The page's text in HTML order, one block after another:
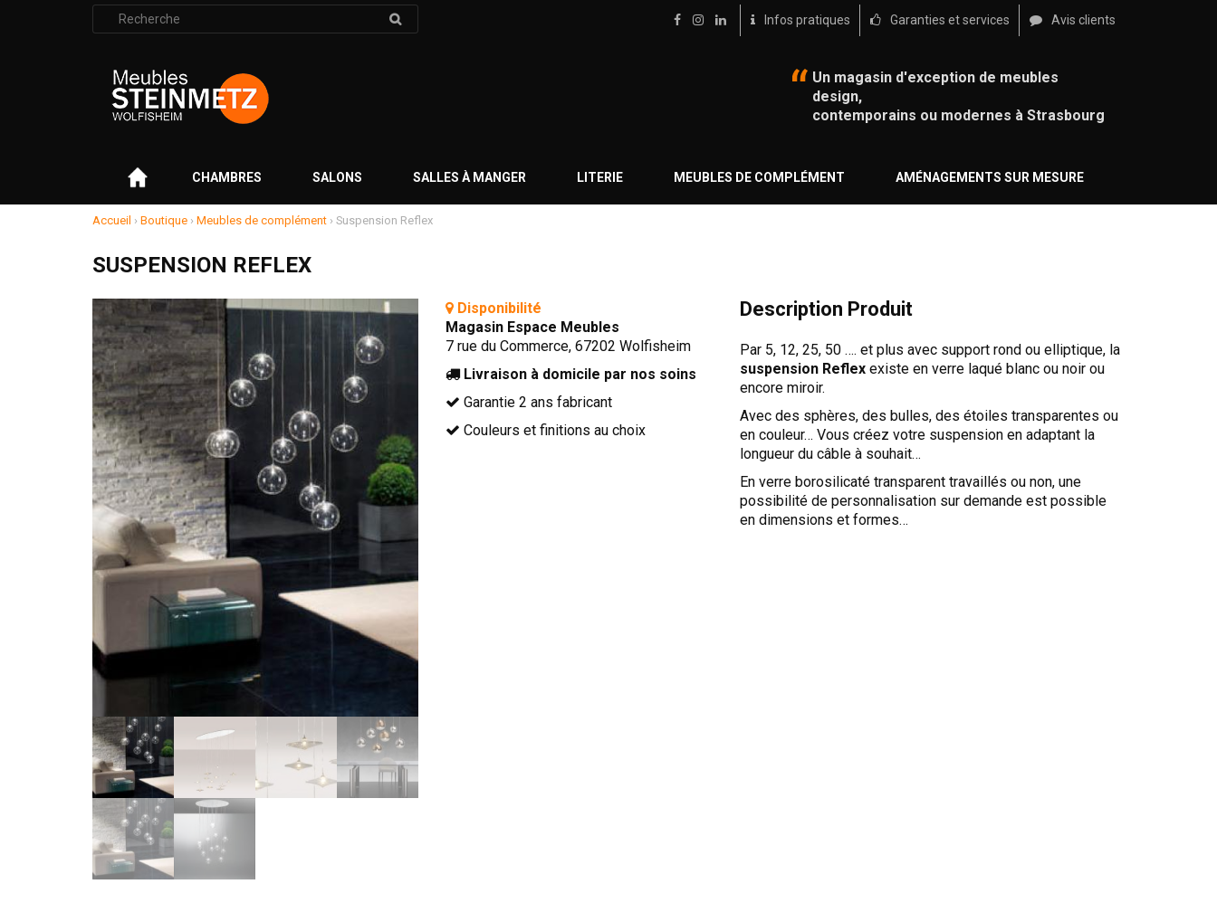
Rechercher
:
Infos pratiques Garanties et services Avis clients
Un magasin d'exception de meubles
design,
contemporains ou modernes à Strasbourg
CHAMBRES SALONS SALLES À MANGER LITERIE MEUBLES DE COMPLÉMENT AMÉNAGEMENTS SUR MESURE
Accueil › Boutique › Meubles de complément › Suspension Reflex
SUSPENSION REFLEX
Disponibilité
Magasin Espace Meubles
7 rue du Commerce, 67202 Wolfisheim
Livraison à domicile par nos soins
Garantie 2 ans fabricant
Couleurs et finitions au choix
Description Produit
Par 5, 12, 25, 50 …. et plus avec support rond ou elliptique, la
suspension Reflex existe en verre laqué blanc ou noir ou
encore miroir.
Avec des sphères, des bulles, des étoiles transparentes ou
en couleur… Vous créez votre suspension en adaptant la
longueur du câble à souhait…
En verre borosilicaté transparent travaillés ou non, une
possibilité de personnalisation sur demande est possible
en dimensions et formes…